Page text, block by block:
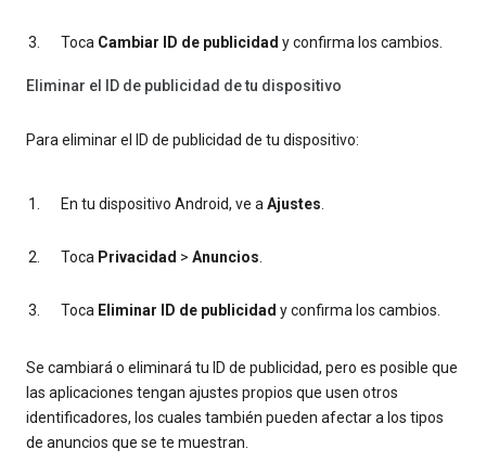
Toca Cambiar ID de publicidad y confirma los cambios.
Eliminar el ID de publicidad de tu dispositivo
Para eliminar el ID de publicidad de tu dispositivo:
En tu dispositivo Android, ve aAjustes.
Toca Privacidad > Anuncios.
Toca Eliminar ID de publicidad y confirma los cambios.
Se cambiará o eliminará tu ID de publicidad, pero es posible que
las aplicaciones tengan ajustes propios que usen otros
identificadores, los cuales también pueden afectar a los tipos
de anuncios que se te muestran.